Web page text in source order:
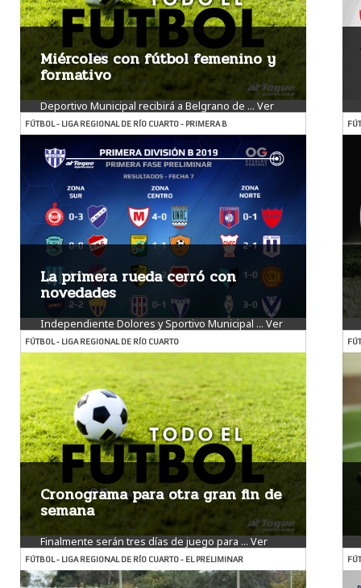
Miércoles con fútbol femenino y
formativo
Deportivo Municipal recibirá a Belgrano de ... Ver
más
FÚTBOL - LIGA REGIONAL DE RÍO CUARTO - PRIMERA B
La primera rueda cerró con
novedades
Independiente Dolores y Sportivo Municipal ... Ver
más
FÚTBOL - LIGA REGIONAL DE RÍO CUARTO
Cronograma para otra gran fin de
semana
Finalmente serán tres días de juego para ... Ver
más
FÚTBOL - LIGA REGIONAL DE RÍO CUARTO - EL PRELIMINAR